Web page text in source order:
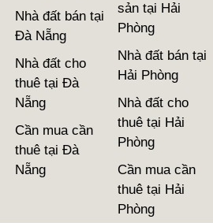
Nhà đất bán tại
Đà Nẵng
Nhà đất cho
thuê tại Đà
Nẵng
Cần mua cần
thuê tại Đà
Nẵng
sản tại Hải
Phòng
Nhà đất bán tại
Hải Phòng
Nhà đất cho
thuê tại Hải
Phòng
Cần mua cần
thuê tại Hải
Phòng